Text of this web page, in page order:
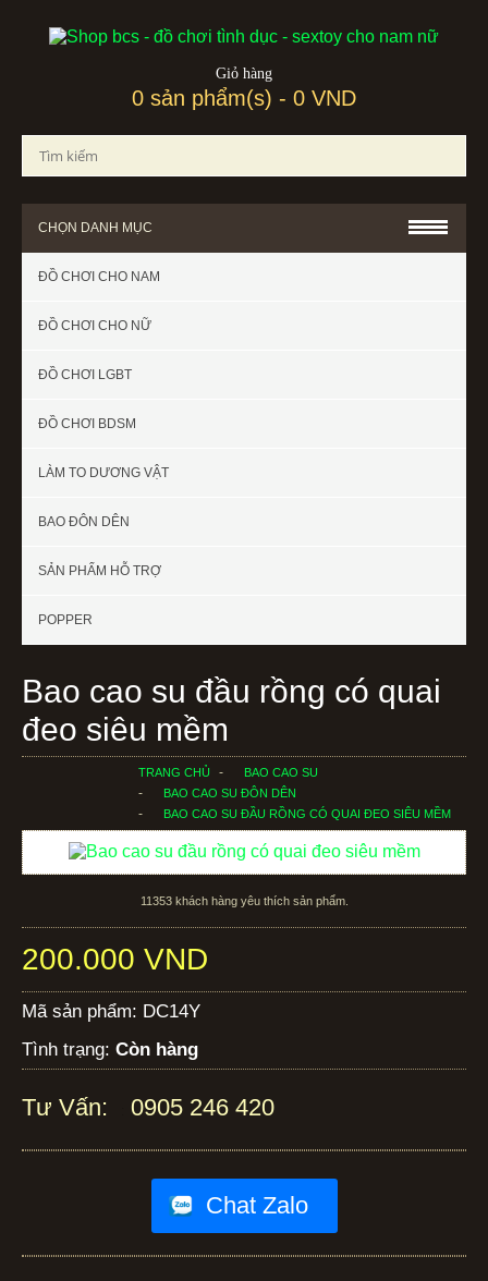
Giỏ hàng
0 sản phẩm(s) - 0 VND
CHỌN DANH MỤC
ĐỒ CHƠI CHO NAM
ĐỒ CHƠI CHO NỮ
ĐỒ CHƠI LGBT
ĐỒ CHƠI BDSM
LÀM TO DƯƠNG VẬT
BAO ĐÔN DÊN
SẢN PHẨM HỖ TRỢ
POPPER
Bao cao su đầu rồng có quai
đeo siêu mềm
TRANG CHỦ
BAO CAO SU
BAO CAO SU ĐÔN DÊN
BAO CAO SU ĐẦU RỒNG CÓ QUAI ĐEO SIÊU MỀM
11353 khách hàng yêu thích sản phẩm.
200.000 VND
Mã sản phẩm: DC14Y
Tình trạng: Còn hàng
Tư Vấn: 0905 246 420
Chat Zalo